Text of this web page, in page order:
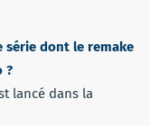
série dont le remake
?
lancé dans la